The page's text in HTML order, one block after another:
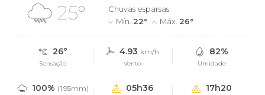
25°
Chuvas esparsas
Mín. 22° Máx. 26°
26°
Sensação
4.93 km/h
Vento
82%
Umidade
100% (1.95mm) 05h36 17h20